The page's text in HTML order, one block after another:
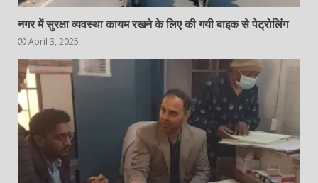
नगर में सुरक्षा व्यवस्था कायम रखने के लिए की गयी बाइक से पेट्रोलिंग
April 3, 2025